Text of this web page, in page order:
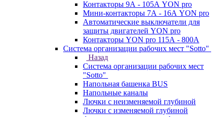
Контакторы 9А - 105А YON pro
Мини-контакторы 7А - 16А YON pro
Автоматические выключатели для
защиты двигателей YON pro
Контакторы YON pro 115А - 800А
Система организации рабочих мест "Sotto"
Назад
Система организации рабочих мест
"Sotto"
Напольная башенка BUS
Напольные каналы
Лючки с неизменяемой глубиной
Лючки с изменяемой глубиной